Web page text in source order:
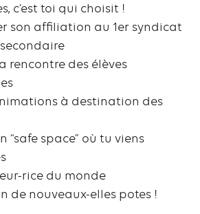
c’est toi qui choisit !
son affiliation au 1er syndicat
secondaire
rencontre des élèves
à destination des
“safe space” où tu viens
rice du monde
de nouveaux-elles potes !